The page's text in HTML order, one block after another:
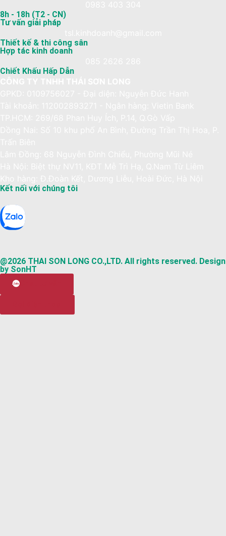
8h - 18h (T2 - CN)
Tư vấn giải pháp
Thiết kế & thi công sân
Hợp tác kinh doanh
Chiết Khấu Hấp Dẫn
Kết nối với chúng tôi
@2026 THAI SON LONG CO.,LTD. All rights reserved. Design
by SonHT